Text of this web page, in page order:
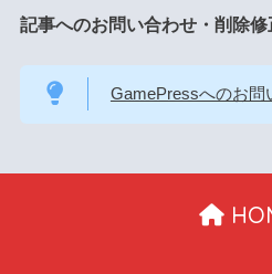
記事へのお問い合わせ・削除修
GamePressへのお問